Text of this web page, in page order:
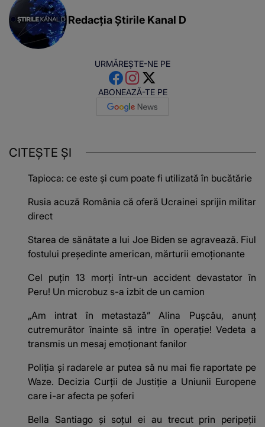
Redacția Știrile Kanal D
URMĂREȘTE-NE PE
ABONEAZĂ-TE PE
CITEȘTE ȘI
Tapioca: ce este și cum poate fi utilizată în bucătărie
Rusia acuză România că oferă Ucrainei sprijin militar
direct
Starea de sănătate a lui Joe Biden se agravează. Fiul
fostului președinte american, mărturii emoționante
Cel puțin 13 morți într-un accident devastator în
Peru! Un microbuz s-a izbit de un camion
„Am intrat în metastază” Alina Pușcău, anunț
cutremurător înainte să intre în operație! Vedeta a
transmis un mesaj emoționant fanilor
Poliţia şi radarele ar putea să nu mai fie raportate pe
Waze. Decizia Curţii de Justiție a Uniunii Europene
care i-ar afecta pe şoferi
Bella Santiago și soțul ei au trecut prin peripeții